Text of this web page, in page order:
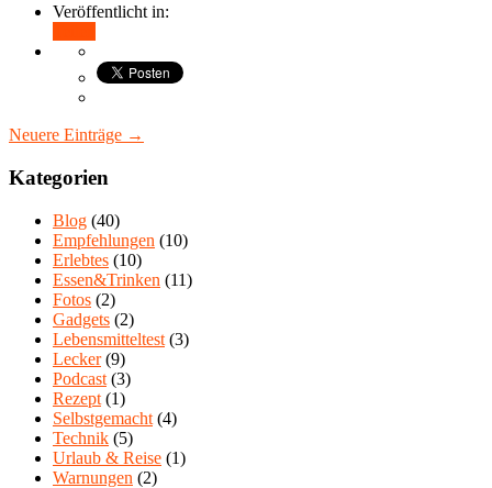
Veröffentlicht in:
Neuere Einträge →
Kategorien
Blog (40)
Empfehlungen (10)
Erlebtes (10)
Essen&Trinken (11)
Fotos (2)
Gadgets (2)
Lebensmitteltest (3)
Lecker(9)
Podcast (3)
Rezept (1)
Selbstgemacht (4)
Technik (5)
Urlaub & Reise (1)
Warnungen (2)